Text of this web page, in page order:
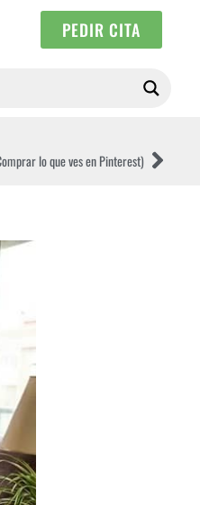
PEDIR CITA
lo que ves en Pinterest)